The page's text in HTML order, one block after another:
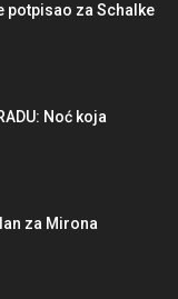
potpisao za Schalke
Noć koja
za Mirona